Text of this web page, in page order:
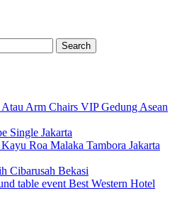
Search
Arm Chairs VIP Gedung Asean
Single Jakarta
Roa Malaka Tambora Jakarta
Cibarusah Bekasi
table event Best Western Hotel